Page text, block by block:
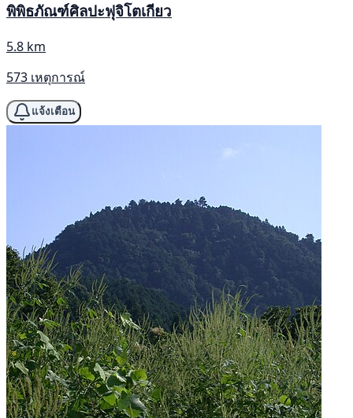
พิพิธภัณฑ์ศิลปะฟุจิโตเกียว
5.8 km
573 เหตุการณ์
แจ้งเตือน